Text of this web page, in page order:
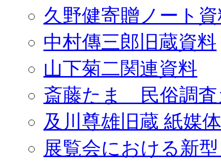
久野健寄贈ノート
中村傳三郎旧蔵資料
山下菊二関連資料
斎藤たま 民俗調査
及川尊雄旧蔵 紙媒
展覧会における新